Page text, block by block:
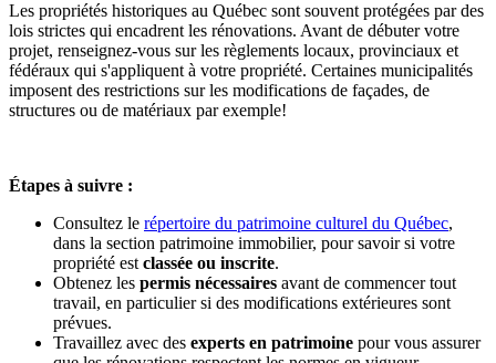
Les propriétés historiques au Québec sont souvent protégées par des
lois strictes qui encadrent les rénovations. Avant de débuter votre
projet, renseignez-vous sur les règlements locaux, provinciaux et
fédéraux qui s'appliquent à votre propriété. Certaines municipalités
imposent des restrictions sur les modifications de façades, de
structures ou de matériaux par exemple!
Étapes à suivre :
Consultez le répertoire du patrimoine culturel du Québec,
dans la section patrimoine immobilier, pour savoir si votre
propriété est classée ou inscrite.
Obtenez les permis nécessaires avant de commencer tout
travail, en particulier si des modifications extérieures sont
prévues.
Travaillez avec des experts en patrimoine pour vous assurer